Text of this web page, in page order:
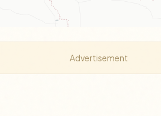
Advertisement